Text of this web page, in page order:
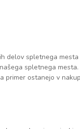
delov spletnega
spletnega
ostanejo v